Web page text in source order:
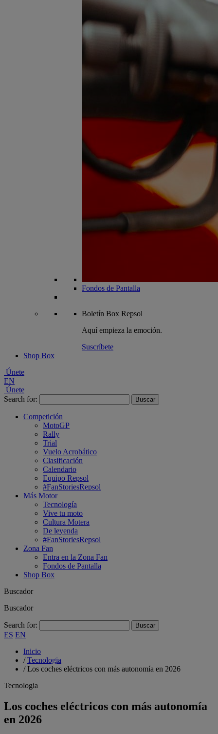
Fondos de Pantalla
Boletín Box Repsol
Aquí empieza la emoción.
Suscríbete
Shop Box
Únete
EN
Únete
Search for:
Competición
MotoGP
Rally
Trial
Vuelo Acrobático
Clasificación
Calendario
Equipo Repsol
#FanStoriesRepsol
Más Motor
Tecnología
Vive tu moto
Cultura Motera
De leyenda
#FanStoriesRepsol
Zona Fan
Entra en la Zona Fan
Fondos de Pantalla
Shop Box
Buscador
Buscador
Search for:
ES EN
Inicio
/Tecnologia
/Los coches eléctricos con más autonomía en 2026
Tecnologia
Los coches eléctricos con más autonomía
en 2026